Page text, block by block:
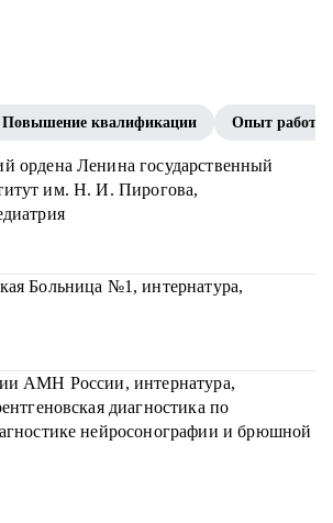
Повышение квалификации Опыт работы
ордена Ленина государственный
им. Н. И. Пирогова,
Больница №1, интернатура,
АМН России, интернатура,
диагностика по
нейросонографии и брюшной